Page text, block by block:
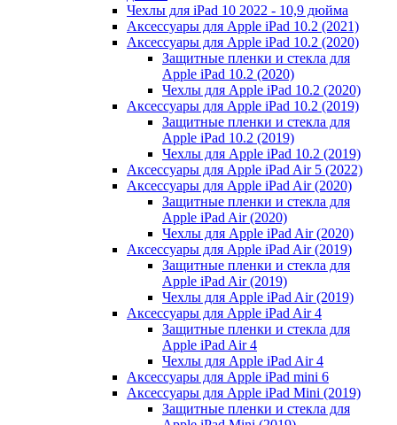
Чехлы для iPad 10 2022 - 10,9 дюйма
Аксессуары для Apple iPad 10.2 (2021)
Аксессуары для Apple iPad 10.2 (2020)
Защитные пленки и стекла для
Apple iPad 10.2 (2020)
Чехлы для Apple iPad 10.2 (2020)
Аксессуары для Apple iPad 10.2 (2019)
Защитные пленки и стекла для
Apple iPad 10.2 (2019)
Чехлы для Apple iPad 10.2 (2019)
Аксессуары для Apple iPad Air 5 (2022)
Аксессуары для Apple iPad Air (2020)
Защитные пленки и стекла для
Apple iPad Air (2020)
Чехлы для Apple iPad Air (2020)
Аксессуары для Apple iPad Air (2019)
Защитные пленки и стекла для
Apple iPad Air (2019)
Чехлы для Apple iPad Air (2019)
Аксессуары для Apple iPad Air 4
Защитные пленки и стекла для
Apple iPad Air 4
Чехлы для Apple iPad Air 4
Аксессуары для Apple iPad mini 6
Аксессуары для Apple iPad Mini (2019)
Защитные пленки и стекла для